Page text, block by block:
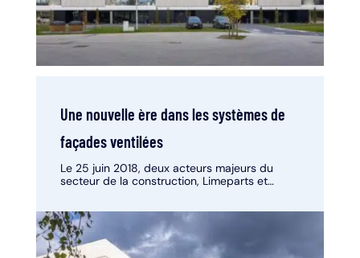
Une nouvelle ère dans les systèmes de
façades ventilées
Le 25 juin 2018, deux acteurs majeurs du
secteur de la construction, Limeparts et